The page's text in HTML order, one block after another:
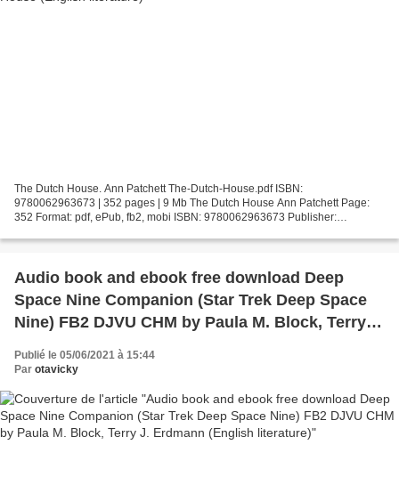
The Dutch House. Ann Patchett The-Dutch-House.pdf ISBN:
9780062963673 | 352 pages | 9 Mb The Dutch House Ann Patchett Page:
352 Format: pdf, ePub, fb2, mobi ISBN: 9780062963673 Publisher:
Audio book and ebook free download Deep
Space Nine Companion (Star Trek Deep Space
Nine) FB2 DJVU CHM by Paula M. Block, Terry J.
Publié le 05/06/2021 à 15:44
Par otavicky